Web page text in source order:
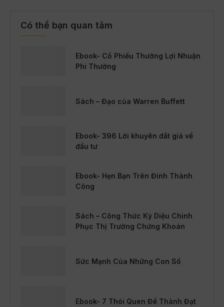
Có thể bạn quan tâm
Ebook- Cổ Phiếu Thường Lợi Nhuận
Phi Thường
Sách – Đạo của Warren Buffett
Ebook- 396 Lời khuyên đắt giá về
đầu tư
Ebook- Hẹn Bạn Trên Đỉnh Thành
Công
Sách – Công Thức Kỳ Diệu Chinh
Phục Thị Trường Chứng Khoán
Sức Mạnh Của Những Con Số
Ebook- 7 Thói Quen Để Thành Đạt